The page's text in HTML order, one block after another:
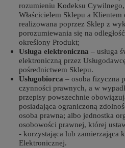
rozumieniu Kodeksu
Właścicielem Sklepu a
realizowana poprzez Sklep z
porozumiewania się na
określony Produkt;
Usługa elektroniczna – usługa
elektroniczną przez
pośrednictwem Sklepu.
Usługobiorca – osoba fizyczna
czynności prawnych, a w
przepisy powszechnie
posiadająca ograniczoną
osoba prawna; albo jednostka
osobowości prawnej, której
- korzystająca lub zamierzająca
Elektronicznej.